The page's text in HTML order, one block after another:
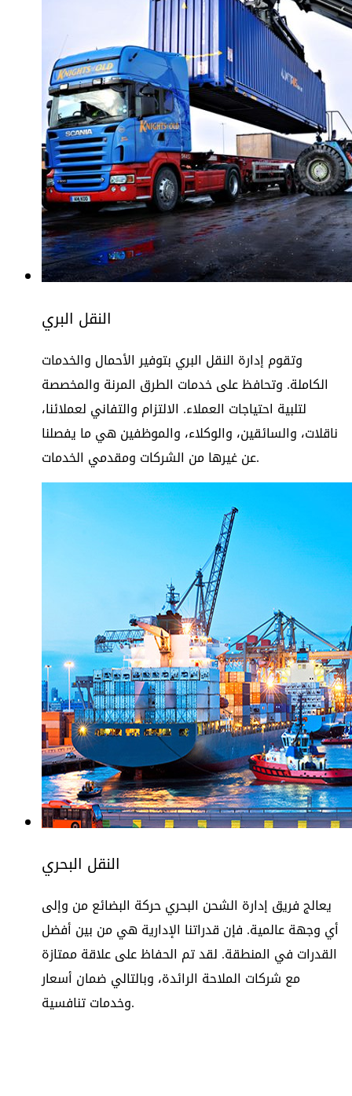
النقل البري
وتقوم إدارة النقل البري بتوفير الأحمال والخدمات
الكاملة. وتحافظ على خدمات الطرق المرنة والمخصصة
لتلبية احتياجات العملاء. الالتزام والتفاني لعملائنا،
ناقلات، والسائقين، والوكلاء، والموظفين هي ما يفصلنا
عن غيرها من الشركات ومقدمي الخدمات.
النقل البحري
يعالج فريق إدارة الشحن البحري حركة البضائع من وإلى
أي وجهة عالمية. فإن قدراتنا الإدارية هي من بين أفضل
القدرات في المنطقة. لقد تم الحفاظ على علاقة ممتازة
مع شركات الملاحة الرائدة، وبالتالي ضمان أسعار
وخدمات تنافسية.